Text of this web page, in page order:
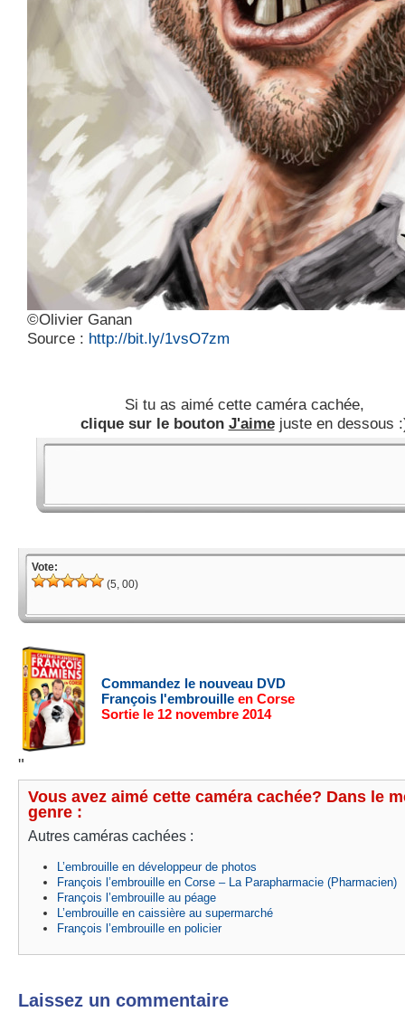
©Olivier Ganan
Source : http://bit.ly/1vsO7zm
Si tu as aimé cette caméra cachée,
clique sur le bouton J'aimejuste en dessous
Vote:
(5, 00)
Commandez le nouveau DVD
François l'embrouille en Corse
Sortie le 12 novembre 2014
"
Vous avez aimé cette caméra cachée? Dans le
genre :
Autres caméras cachées :
L’embrouille en développeur de photos
François l’embrouille en Corse – La Parapharmacie (Pharmacien)
François l’embrouille au péage
L’embrouille en caissière au supermarché
François l’embrouille en policier
Laissez un commentaire